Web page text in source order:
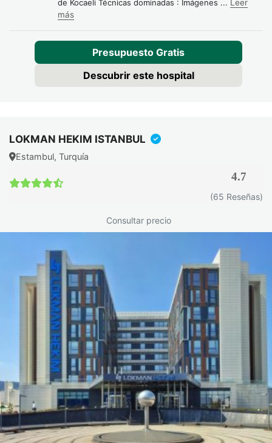
de Kocaeli Técnicas dominadas : Imágenes ... Leer
más
Presupuesto Gratis
Descubrir este hospital
LOKMAN HEKIM ISTANBUL
Estambul, Turquía
4.7
(65 Reseñas)
Consultar precio